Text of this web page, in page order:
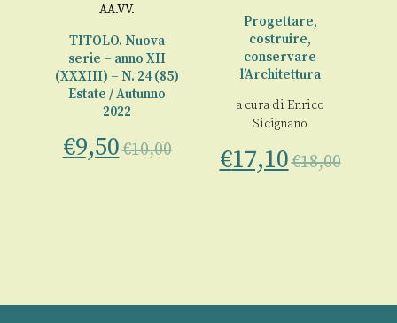
AA.VV.
TITOLO. Nuova
serie – anno XII
(XXXIII) – N. 24 (85)
Estate / Autunno
2022
€9,50€10,00
Progettare,
costruire,
conservare
l’Architettura
a cura di Enrico
Sicignano
€17,10€18,00